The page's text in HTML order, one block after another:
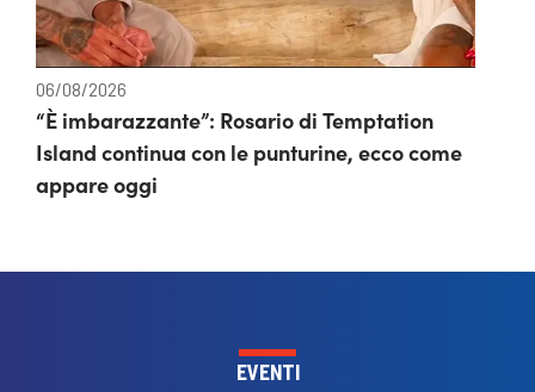
06/08/2026
“È imbarazzante”: Rosario di Temptation
Island continua con le punturine, ecco come
appare oggi
EVENTI